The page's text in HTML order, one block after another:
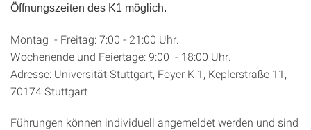
Öffnungszeiten des K1 möglich.
Montag - Freitag: 7:00 - 21:00 Uhr.
Wochenende und Feiertage: 9:00 - 18:00 Uhr.
Adresse: Universität Stuttgart, Foyer K 1, Keplerstraße 11,
70174 Stuttgart
Führungen können individuell angemeldet werden und sind